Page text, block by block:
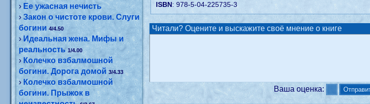
›Ее ужасная нечисть
›Закон о чистоте крови. Слуги
богини 4/4.50
›Идеальная жена. Мифы и
реальность 1/4.00
›Колечко взбалмошной
богини. Дорога домой 3/4.33
›Колечко взбалмошной
богини. Прыжок в
ISBN: 978-5-04-225735-3
Читали? Оцените и выскажите своё мнение о книге
Ваша оценка: